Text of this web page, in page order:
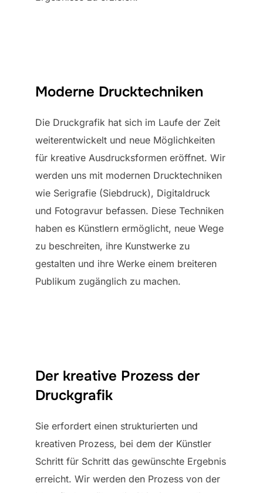
Moderne Drucktechniken
Die Druckgrafik hat sich im Laufe der Zeit
weiterentwickelt und neue Möglichkeiten
für kreative Ausdrucksformen eröffnet. Wir
werden uns mit modernen Drucktechniken
wie Serigrafie (Siebdruck), Digitaldruck
und Fotogravur befassen. Diese Techniken
haben es Künstlern ermöglicht, neue Wege
zu beschreiten, ihre Kunstwerke zu
gestalten und ihre Werke einem breiteren
Publikum zugänglich zu machen.
Der kreative Prozess der
Druckgrafik
Sie erfordert einen strukturierten und
kreativen Prozess, bei dem der Künstler
Schritt für Schritt das gewünschte Ergebnis
erreicht. Wir werden den Prozess von der